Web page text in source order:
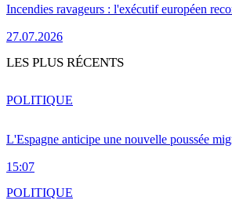
Incendies ravageurs : l'exécutif européen
27.07.2026
LES PLUS RÉCENTS
L'Espagne anticipe une nouvelle poussée
15:07
POLITIQUE
POLITIQUE